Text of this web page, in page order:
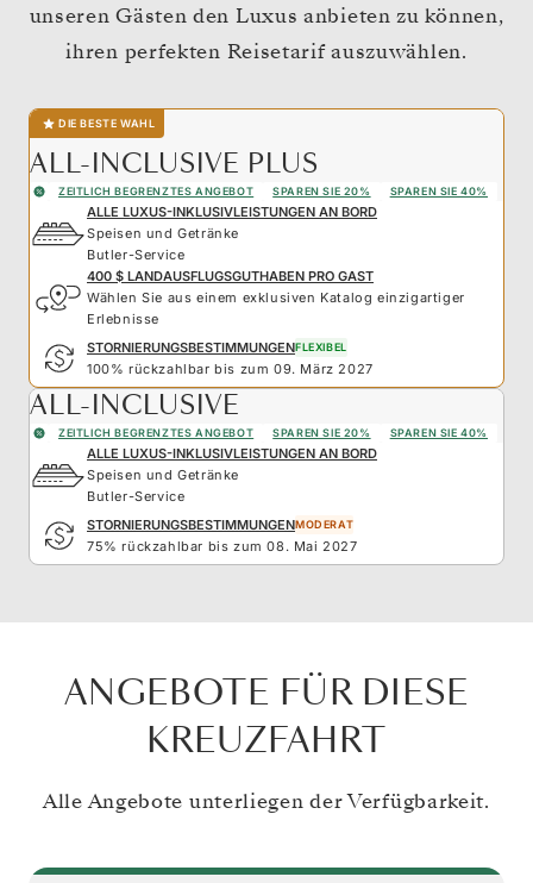
unseren Gästen den Luxus anbieten zu können,
ihren perfekten Reisetarif auszuwählen.
DIE BESTE WAHL
ALL-INCLUSIVE PLUS
ZEITLICH BEGRENZTES ANGEBOT SPAREN SIE 20% SPAREN SIE 40%
ALLE LUXUS-INKLUSIVLEISTUNGEN AN BORD
Speisen und Getränke
Butler-Service
400 $ LANDAUSFLUGSGUTHABEN PRO GAST
Wählen Sie aus einem exklusiven Katalog einzigartiger
Erlebnisse
STORNIERUNGSBESTIMMUNGENFLEXIBEL
100% rückzahlbar bis zum 09. März 2027
ALL-INCLUSIVE
ZEITLICH BEGRENZTES ANGEBOT SPAREN SIE 20% SPAREN SIE 40%
ALLE LUXUS-INKLUSIVLEISTUNGEN AN BORD
Speisen und Getränke
Butler-Service
STORNIERUNGSBESTIMMUNGENMODERAT
75% rückzahlbar bis zum 08. Mai 2027
ANGEBOTE FÜR DIESE
KREUZFAHRT
Alle Angebote unterliegen der Verfügbarkeit.